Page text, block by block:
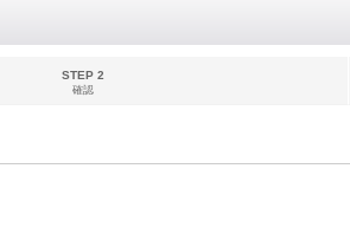
STEP 2
確認